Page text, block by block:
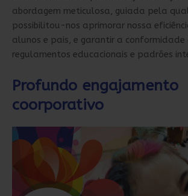
abordagem meticulosa, guiada pela
possibilitou-nos aprimorar nossa
alunos e pais, e garantir a conformidade
regulamentos educacionais e padrões
Profundo engajamento
coorporativo